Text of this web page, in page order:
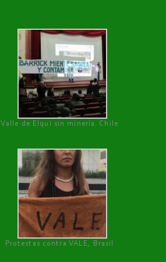
Valle de Elqui sin minería. Chile
Protestas contra VALE, Brasil